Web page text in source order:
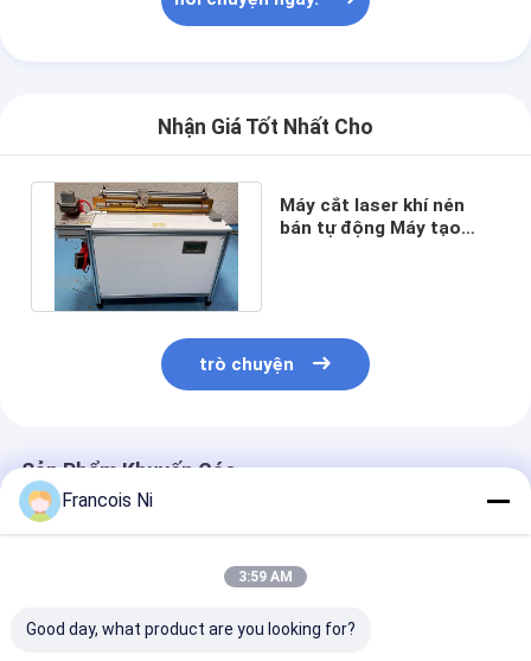
Nhận Giá Tốt Nhất Cho
Máy cắt laser khí nén
bán tự động Máy tạo
trò chuyện
Sản Phẩm Khuyến Cáo
Francois Ni
3:59 AM
Good day, what product are you looking for?